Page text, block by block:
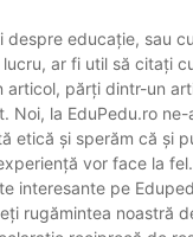
despre educație, sau
ar fi util să citați
articol, părți dintr-un
Noi, la EduPedu.ro ne-
etică și sperăm că și
vor face la
interesante pe
rugămintea noastră